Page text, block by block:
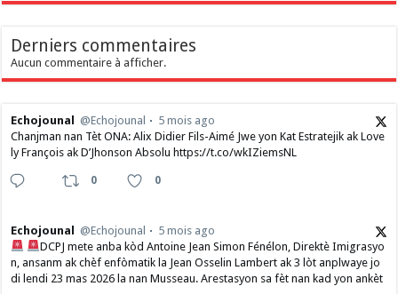
Derniers commentaires
Aucun commentaire à afficher.
Echojounal @Echojounal
5 mois ago
Chanjman nan Tèt ONA: Alix Didier Fils-Aimé Jwe yon Kat Estratejik ak Love
ly François ak D’Jhonson Absolu https://t.co/wkIZiemsNL
0 0
Echojounal @Echojounal
5 mois ago
DCPJ mete anba kòd Antoine Jean Simon Fénélon, Direktè Imigrasyo
n, ansanm ak chèf enfòmatik la Jean Osselin Lambert ak 3 lòt anplwaye jo
di lendi 23 mas 2026 la nan Musseau. Arestasyon sa fèt nan kad yon ankèt